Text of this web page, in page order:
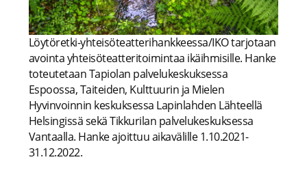
Löytöretki-yhteisöteatterihankkeessa/IKO tarjotaan
avointa yhteisöteatteritoimintaa ikäihmisille. Hanke
toteutetaan Tapiolan palvelukeskuksessa
Espoossa, Taiteiden, Kulttuurin ja Mielen
Hyvinvoinnin keskuksessa Lapinlahden Lähteellä
Helsingissä sekä Tikkurilan palvelukeskuksessa
Vantaalla. Hanke ajoittuu aikavälille 1.10.2021-
31.12.2022.